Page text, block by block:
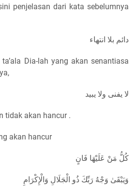
penjelasan dari kata sebelumnya
دائم بلا انتهاء
Dia-lah yang akan senantiasa
لا يفنى ولا يبيد
tidak akan hancur .
akan hancur
كُلُّ مَنْ عَلَيْهَا فَانٍ
وَيَبْقَىٰ وَجْهُ رَبِّكَ ذُو الْجَلَالِ وَالْإِكْرَامِ